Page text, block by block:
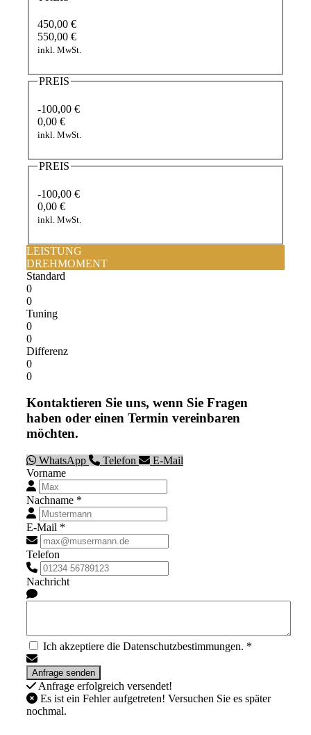
450,00 €
550,00 €
inkl. MwSt.
PREIS
-100,00 €
0,00 €
inkl. MwSt.
PREIS
-100,00 €
0,00 €
inkl. MwSt.
LEISTUNG
DREHMOMENT
Standard
0
0
Tuning
0
0
Differenz
0
0
Kontaktieren Sie uns, wenn Sie Fragen
haben oder einen Termin vereinbaren
möchten.
WhatsApp Telefon
E-Mail
Vorname
Nachname *
E-Mail *
Telefon
Nachricht
Ich akzeptiere die Datenschutzbestimmungen. *
Anfrage erfolgreich versendet!
Es ist ein Fehler aufgetreten! Versuchen Sie es später
nochmal.